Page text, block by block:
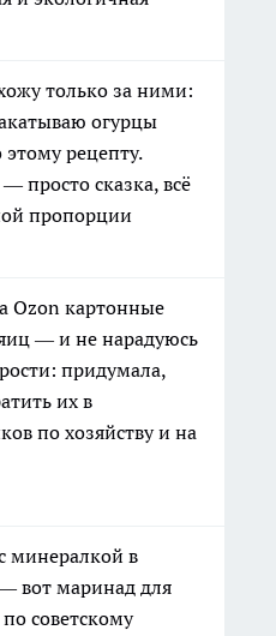
только за ними:
огурцы
этому рецепту.
просто сказка, всё
пропорции
Ozon картонные
— и не нарадуюсь
придумала,
их в
по хозяйству и на
минералкой в
вот маринад для
советскому